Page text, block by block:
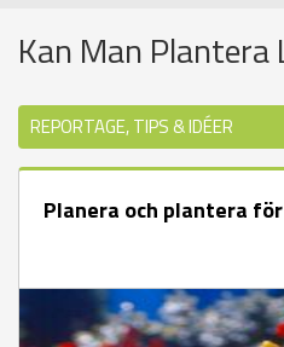
Kan Man Plantera
REPORTAGE, TIPS & IDÉER
Planera och plantera